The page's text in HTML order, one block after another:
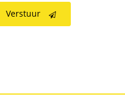
Verstuur